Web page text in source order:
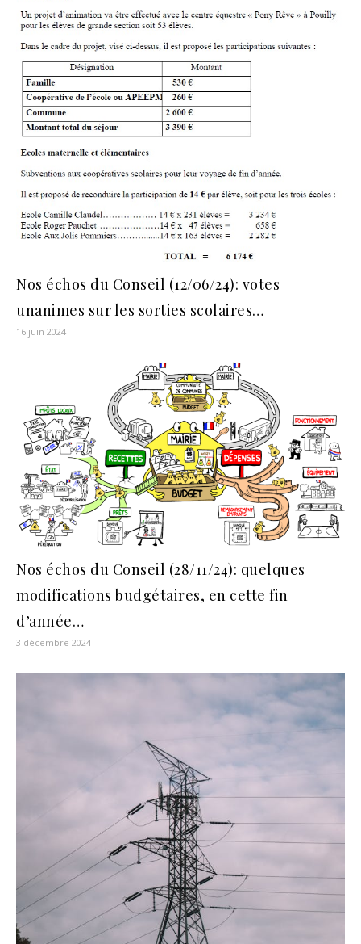
Nos échos du Conseil (12/06/24): votes
unanimes sur les sorties scolaires…
16 juin 2024
Nos échos du Conseil (28/11/24): quelques
modifications budgétaires, en cette fin
d’année…
3 décembre 2024